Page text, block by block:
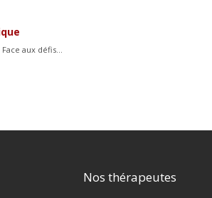
aux défis...
Nos thérapeutes